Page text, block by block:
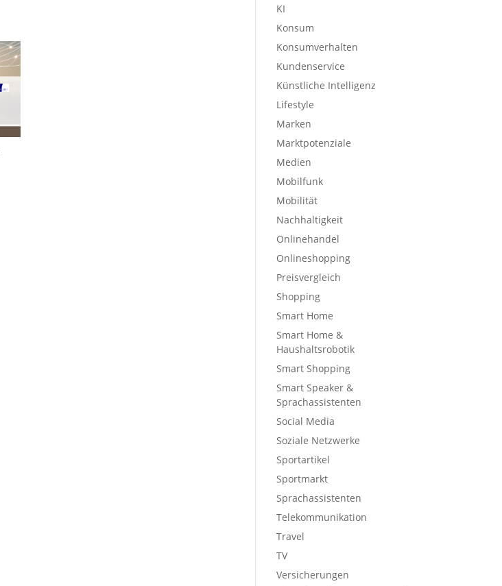
KI
Konsum
Konsumverhalten
Kundenservice
Künstliche Intelligenz
Lifestyle
Marken
Marktpotenziale
Medien
Mobilfunk
Mobilität
Nachhaltigkeit
Onlinehandel
Onlineshopping
Preisvergleich
Shopping
Smart Home
Smart Home &
Haushaltsrobotik
Smart Shopping
Smart Speaker &
Sprachassistenten
Social Media
Soziale Netzwerke
Sportartikel
Sportmarkt
Sprachassistenten
Telekommunikation
Travel
TV
Versicherungen